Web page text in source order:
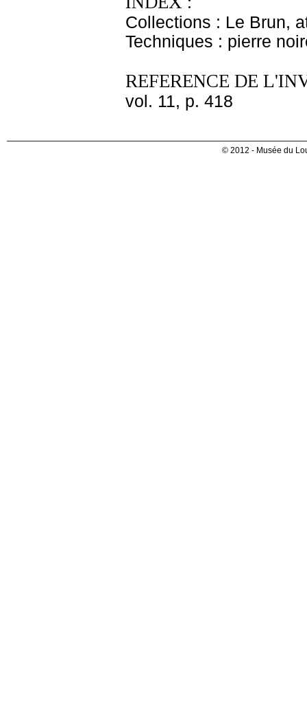
Collections : Le Brun,
Techniques : pierre
REFERENCE DE
vol. 11, p. 418
© 2012 - Musée du